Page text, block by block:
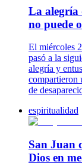
La alegría
no puede
El miércoles
pasó a la
alegría y
compartieron
de
espiritualidad
San Juan
Dios en